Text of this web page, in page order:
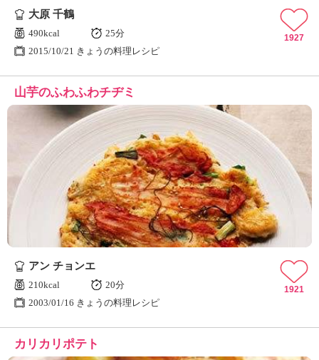
大原 千鶴
490kcal
25分
2015/10/21 きょうの料理レシピ
1927
山芋のふわふわチヂミ
アン チョンエ
210kcal
20分
2003/01/16 きょうの料理レシピ
1921
カリカリポテト